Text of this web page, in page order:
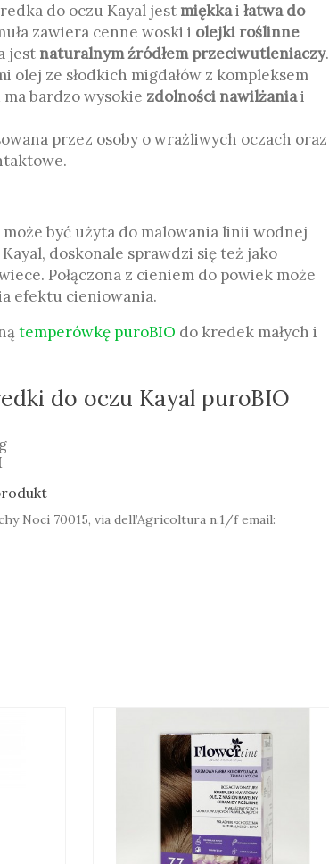
do oczu Kayal jest miękkai łatwa do
zawiera cenne woski i olejki roślinne
jest naturalnym źródłem przeciwutleniaczy.
olej ze słodkich migdałów z kompleksem
bardzo wysokie zdolności nawilżaniai
przez osoby o wrażliwych oczach oraz
być użyta do malowania linii wodnej
doskonale sprawdzi się też jako
Połączona z cieniem do powiek może
efektu cieniowania.
temperówkę puroBIO do kredek małych i
do oczu Kayal puroBIO
Noci 70015, via dell’Agricoltura n.1/f email: